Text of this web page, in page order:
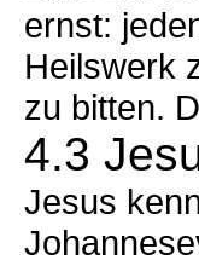
ernst:
Heilswerk
zu bitten.
4.3
Jesus